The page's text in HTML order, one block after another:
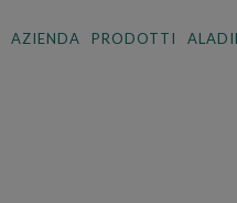
AZIENDA PRODOTTI